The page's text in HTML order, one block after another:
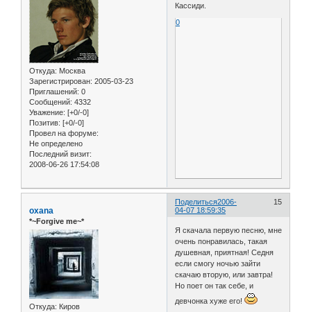
Откуда: Москва
Зарегистрирован: 2005-03-23
Приглашений: 0
Сообщений: 4332
Уважение: [+0/-0]
Позитив: [+0/-0]
Провел на форуме:
Не определено
Последний визит:
2008-06-26 17:54:08
Кассиди.
0
Поделиться 15
2006-
04-07 18:59:35
oxana
*~Forgive me~*
Откуда: Киров
Я скачала первую песню, мне
очень понравилась, такая
душевная, приятная! Седня
если смогу ночью зайти
скачаю вторую, или завтра!
Но поет он так себе, и
девчонка хуже его!